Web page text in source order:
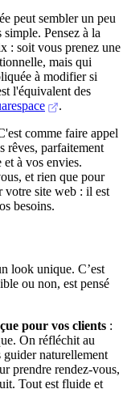
peut sembler un peu
Pensez à la
: soit vous prenez une
mais qui
à modifier si
l'équivalent des
.
comme faire appel
rêves, parfaitement
à vos envies.
et rien que pour
votre site web : il est
besoins.
look unique. C’est
ou non, est pensé
pour vos clients :
On réfléchit au
naturellement
prendre rendez-vous,
Tout est fluide et